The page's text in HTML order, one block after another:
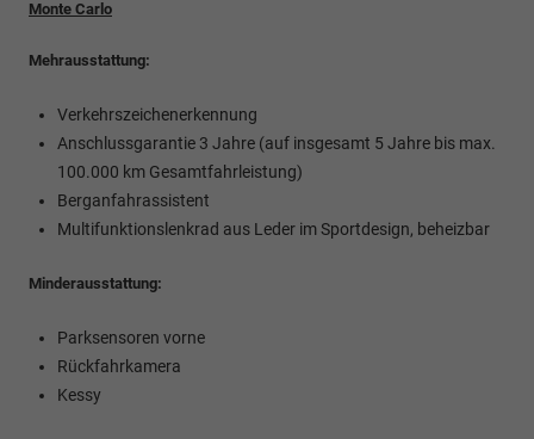
Monte Carlo
Mehrausstattung:
Verkehrszeichenerkennung
Anschlussgarantie 3 Jahre (auf insgesamt 5 Jahre bis max.
100.000 km Gesamtfahrleistung)
Berganfahrassistent
Multifunktionslenkrad aus Leder im Sportdesign, beheizbar
Minderausstattung:
Parksensoren vorne
Rückfahrkamera
Kessy